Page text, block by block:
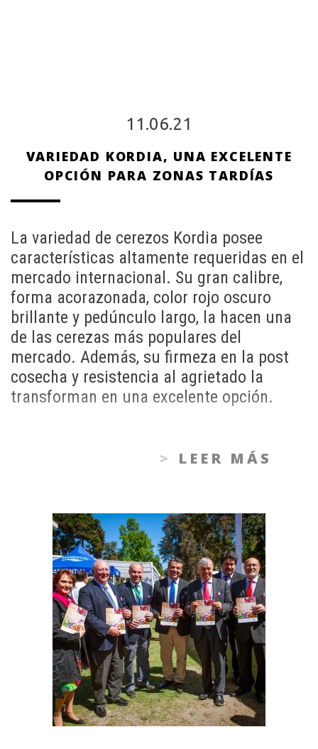
11.06.21
VARIEDAD KORDIA, UNA EXCELENTE
OPCIÓN PARA ZONAS TARDÍAS
La variedad de cerezos Kordia posee
características altamente requeridas en el
mercado internacional. Su gran calibre,
forma acorazonada, color rojo oscuro
brillante y pedúnculo largo, la hacen una
de las cerezas más populares del
mercado. Además, su firmeza en la post
cosecha y resistencia al agrietado la
transforman en una excelente opción.
LEER MÁS